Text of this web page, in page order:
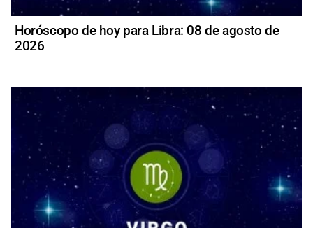
Horóscopo de hoy para Libra: 08 de agosto de
2026